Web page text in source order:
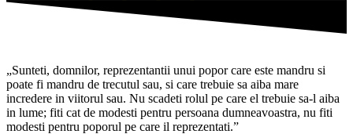
„Sunteti, domnilor, reprezentantii unui popor care este mandru si
poate fi mandru de trecutul sau, si care trebuie sa aiba mare
incredere in viitorul sau. Nu scadeti rolul pe care el trebuie sa-l aiba
in lume; fiti cat de modesti pentru persoana dumneavoastra, nu fiti
modesti pentru poporul pe care il reprezentati.”